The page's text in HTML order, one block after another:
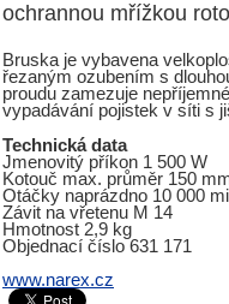
ochrannou mřížkou
Bruska je vybavena
řezaným ozubením s
proudu zamezuje
vypadávání pojistek v síti s
Technická data
Jmenovitý příkon 1 500 W
Kotouč max. průměr 150
Otáčky naprázdno 10 000
Závit na vřetenu M 14
Hmotnost 2,9 kg
Objednací číslo 631 171
www.narex.cz